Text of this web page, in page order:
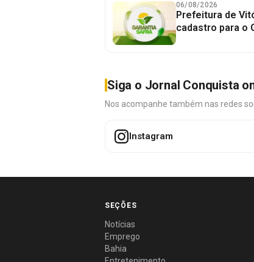
06/08/2026
Prefeitura de
cadastro para o
Siga o Jornal Conquista
Nos acompanhe também nas redes
Instagram
SEÇÕES
Notícias
Emprego
Bahia